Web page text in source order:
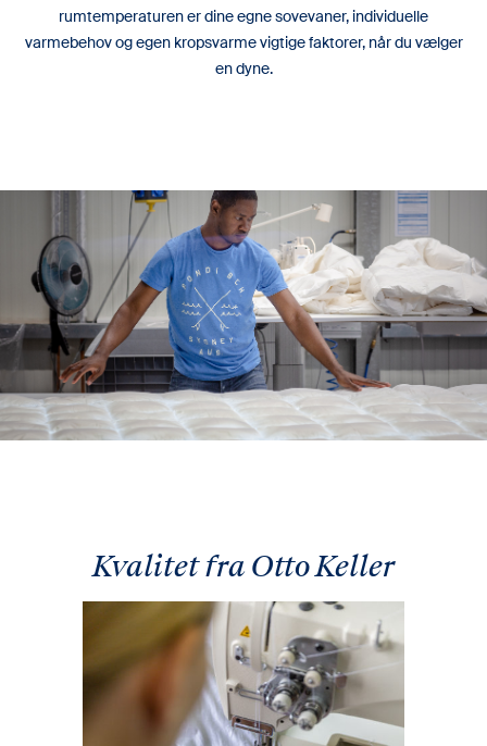
rumtemperaturen er dine egne sovevaner, individuelle
varmebehov og egen kropsvarme vigtige faktorer, når du vælger
en dyne.
Kvalitet fra Otto Keller